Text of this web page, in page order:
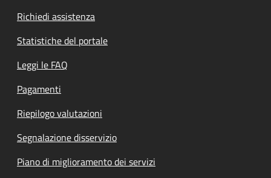
Richiedi assistenza
Statistiche del portale
Leggi le FAQ
Pagamenti
Riepilogo valutazioni
Segnalazione disservizio
Piano di miglioramento dei servizi